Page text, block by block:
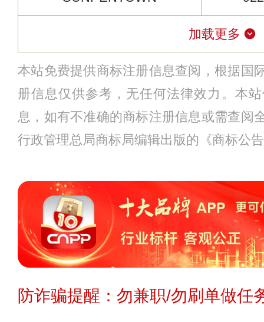
加载更多
本站免费提供商标注册信息查阅，根据国
册信息仅供参考，无任何法律效力。本
息，如有不准确的商标注册信息或需查阅
行政管理总局商标局编辑出版的《商标公
防诈骗提醒：勿兼职/勿刷单做任